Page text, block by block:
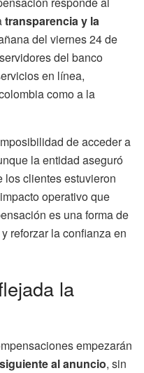
transparencia y la
del viernes 24 de
del banco
en línea,
como a la
de acceder a
la entidad aseguró
los clientes estuvieron
operativo que
es una forma de
y reforzar la confianza en
la
empezarán
al anuncio, sin